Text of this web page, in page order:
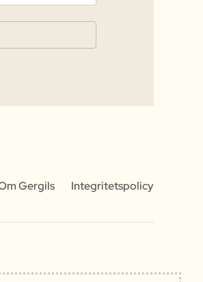
Gergils Integritetspolicy